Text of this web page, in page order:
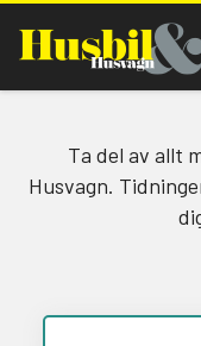
huvudinnehåll
Ta del av allt
Husvagn.